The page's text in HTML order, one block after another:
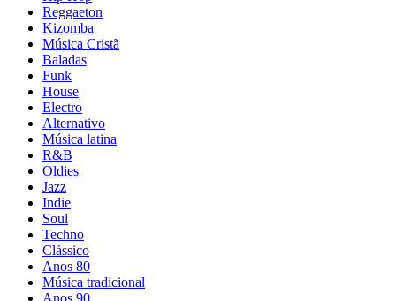
Reggaeton
Kizomba
Música Cristã
Baladas
Funk
House
Electro
Alternativo
Música latina
R&B
Oldies
Jazz
Indie
Soul
Techno
Clássico
Anos 80
Música tradicional